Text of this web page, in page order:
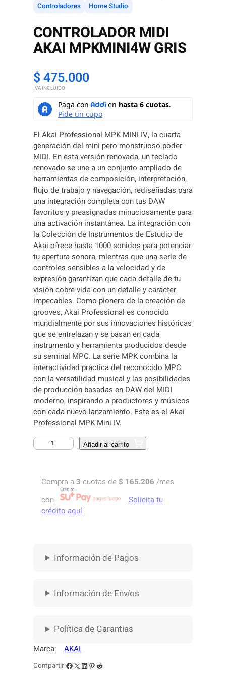
Controladores Home Studio
CONTROLADOR MIDI
AKAI MPKMINI4W GRIS
$475.000
IVA INCLUIDO
El Akai Professional MPK MINI IV, la cuarta
generación del mini pero monstruoso poder
MIDI. En esta versión renovada, un teclado
renovado se une a un conjunto ampliado de
herramientas de composición, interpretación,
flujo de trabajo y navegación, rediseñadas para
una integración completa con tus DAW
favoritos y preasignadas minuciosamente para
una activación instantánea. La integración con
la Colección de Instrumentos de Estudio de
Akai ofrece hasta 1000 sonidos para potenciar
tu apertura sonora, mientras que una serie de
controles sensibles a la velocidad y de
expresión garantizan que cada detalle de tu
visión cobre vida con un detalle y carácter
impecables. Como pionero de la creación de
grooves, Akai Professional es conocido
mundialmente por sus innovaciones históricas
que se entrelazan y se basan en cada
instrumento y herramienta producidos desde
su seminal MPC. La serie MPK combina la
interactividad práctica del reconocido MPC
con la versatilidad musical y las posibilidades
de producción basadas en DAW del MIDI
moderno, inspirando a productores y músicos
con cada nuevo lanzamiento. Este es el Akai
Professional MPK Mini IV.
C
O
M
P
Añadir al carrito
Compra a3 cuotas de $ 165.206 /mes
con
Solicita tu
crédito aquí
Información de Pagos
Información de Envíos
Política de Garantias
Marca: AKAI
Compartir:Facebook X LinkedIn Pinterest Reddit